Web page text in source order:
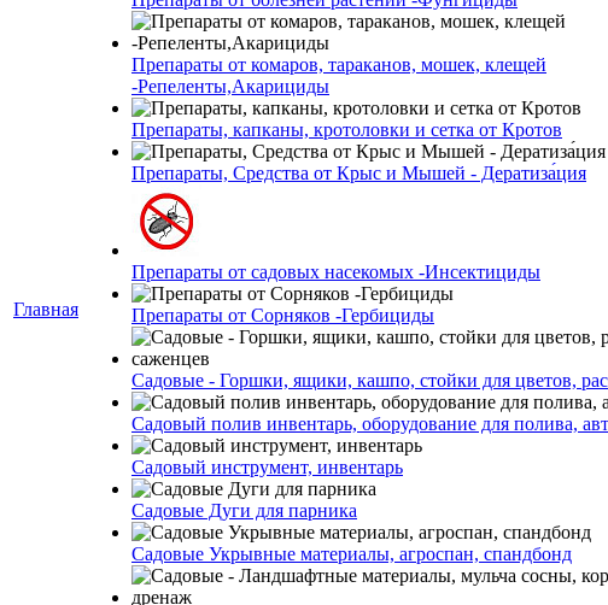
Главная
Препараты от комаров, тараканов, мошек, клещей
-Репеленты,Акарициды
Препараты, капканы, кротоловки и сетка от Кротов
Препараты, Средства от Крыс и Мышей - Дератиза́ция
Препараты от садовых насекомых -Инсектициды
Препараты от Сорняков -Гербициды
Садовые - Горшки, ящики, кашпо, стойки для цветов,
Садовый полив инвентарь, оборудование для полива,
Садовый инструмент, инвентарь
Садовые Дуги для парника
Садовые Укрывные материалы, агроспан, спандбонд